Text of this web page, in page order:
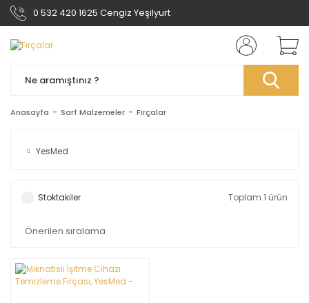
0 532 420 1625 Cengiz Yeşilyurt
Anasayfa Sarf Malzemeler Fırçalar
YesMed
Stoktakiler Toplam 1 ürün